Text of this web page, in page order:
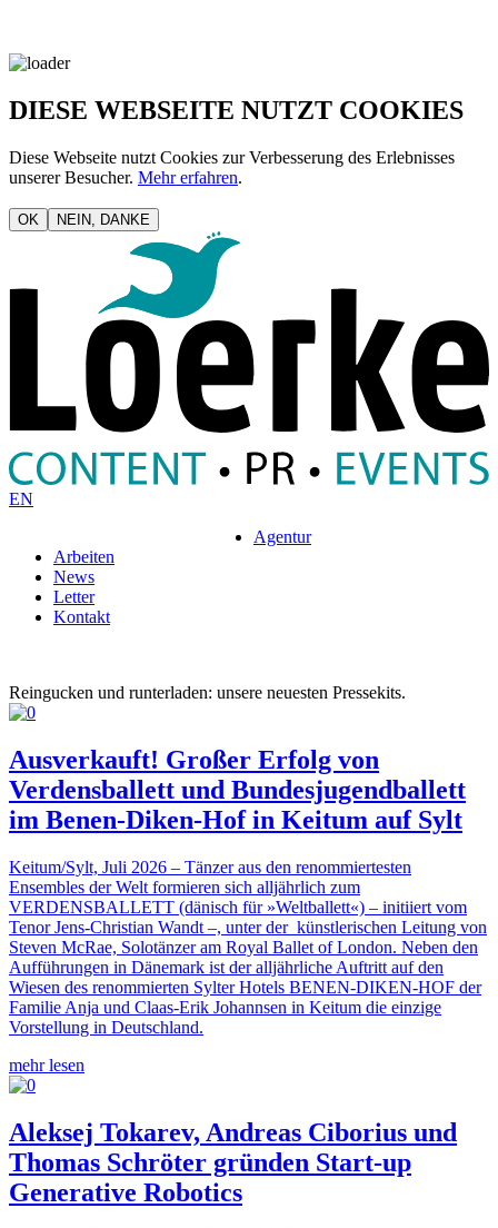
DIESE WEBSEITE NUTZT COOKIES
Diese Webseite nutzt Cookies zur Verbesserung des Erlebnisses
unserer Besucher. Mehr erfahren.
OK NEIN, DANKE
EN
Agentur
Arbeiten
News
Letter
Kontakt
Reingucken und runterladen: unsere neuesten Pressekits.
Ausverkauft! Großer Erfolg von
Verdensballett und Bundesjugendballett
im Benen-Diken-Hof in Keitum auf Sylt
Keitum/Sylt, Juli 2026 – Tänzer aus den renommiertesten
Ensembles der Welt formieren sich alljährlich zum
VERDENSBALLETT (dänisch für »Weltballett«) – initiiert vom
Tenor Jens-Christian Wandt –, unter der künstlerischen Leitung von
Steven McRae, Solotänzer am Royal Ballet of London. Neben den
Aufführungen in Dänemark ist der alljährliche Auftritt auf den
Wiesen des renommierten Sylter Hotels BENEN-DIKEN-HOF der
Familie Anja und Claas-Erik Johannsen in Keitum die einzige
Vorstellung in Deutschland.
mehr lesen
Aleksej Tokarev, Andreas Ciborius und
Thomas Schröter gründen Start-up
Generative Robotics